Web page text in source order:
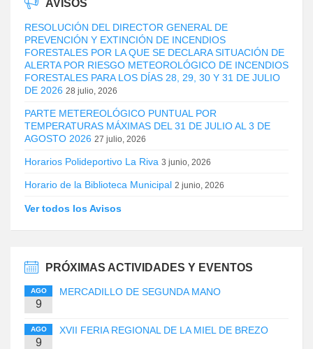
AVISOS
RESOLUCIÓN DEL DIRECTOR GENERAL DE
PREVENCIÓN Y EXTINCIÓN DE INCENDIOS
FORESTALES POR LA QUE SE DECLARA SITUACIÓN DE
ALERTA POR RIESGO METEOROLÓGICO DE INCENDIOS
FORESTALES PARA LOS DÍAS 28, 29, 30 Y 31 DE JULIO
DE 2026 28 julio, 2026
PARTE METEREOLÓGICO PUNTUAL POR
TEMPERATURAS MÁXIMAS DEL 31 DE JULIO AL 3 DE
AGOSTO 2026 27 julio, 2026
Horarios Polideportivo La Riva 3 junio, 2026
Horario de la Biblioteca Municipal 2 junio, 2026
Ver todos los Avisos
PRÓXIMAS ACTIVIDADES Y EVENTOS
AGO
9
MERCADILLO DE SEGUNDA MANO
AGO
9
XVII FERIA REGIONAL DE LA MIEL DE BREZO